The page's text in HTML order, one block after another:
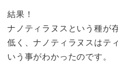
結果！
ナノティラヌスという種が
低く、ナノティラヌスはテ
いう事がわかったのです。